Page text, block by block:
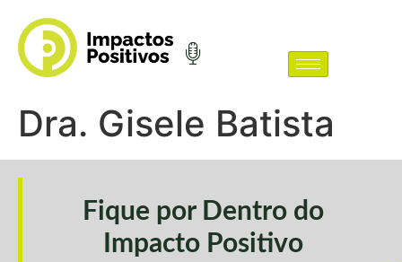
Dra. Gisele Batista
Fique por Dentro do
Impacto Positivo